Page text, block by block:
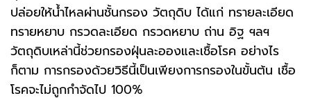
ปล่อยให้น้ำไหลผ่านชั้นกรอง วัตถุดิบ ได้แก่ ทรายละเอียด
ทรายหยาบ กรวดละเอียด กรวดหยาบ ถ่าน อิฐ ฯลฯ
วัตถุดิบเหล่านี้ช่วยกรองฝุ่นละอองและเชื้อโรค อย่างไร
ก็ตาม การกรองด้วยวิธีนี้เป็นเพียงการกรองในขั้นต้น เชื้อ
โรคจะไม่ถูกกำจัดไป 100%